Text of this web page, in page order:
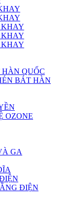
KHAY
KHAY
KHAY
QUỐC
BÁT HÀN
OZONE
GA
ĐIỆN